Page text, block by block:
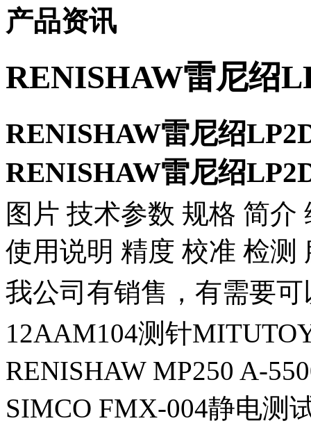
产品资讯
RENISHAW雷尼绍
RENISHAW雷尼绍
RENISHAW雷尼绍
图片 技术参数 规格 简
使用说明 精度 校准 检测
我公司有销售，有需要
12AAM104测针
RENISHAW MP250 A-
SIMCO FMX-004静电测